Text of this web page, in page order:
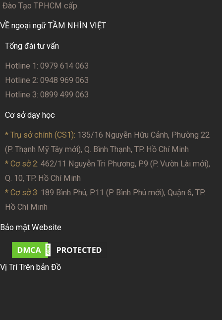
Đào Tạo TPHCM cấp.
VỀ ngoại ngữ TẦM NHÌN VIỆT
Tổng đài tư vấn
Hotline 1: 0979 614 063
Hotline 2: 0948 969 063
Hotline 3: 0899 499 063
Cơ sở dạy học
* Trụ sở chính (CS1): 135/16 Nguyễn Hữu Cảnh, Phường 22
(P. Thạnh Mỹ Tây mới), Q. Bình Thạnh, TP. Hồ Chí Minh
* Cơ sở 2: 462/11 Nguyễn Tri Phương, P.9 (P. Vườn Lài mới),
Q. 10, TP. Hồ Chí Minh
* Cơ sở 3: 189 Bình Phú, P.11 (P. Bình Phú mới), Quận 6, TP.
Hồ Chí Minh
Bảo mật Website
Vị Trí Trên bản Đồ